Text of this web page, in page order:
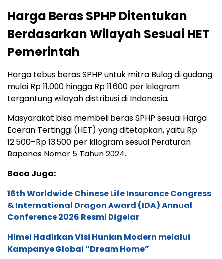
Harga Beras SPHP Ditentukan
Berdasarkan Wilayah Sesuai HET
Pemerintah
Harga tebus beras SPHP untuk mitra Bulog di gudang
mulai Rp 11.000 hingga Rp 11.600 per kilogram
tergantung wilayah distribusi di Indonesia.
Masyarakat bisa membeli beras SPHP sesuai Harga
Eceran Tertinggi (HET) yang ditetapkan, yaitu Rp
12.500–Rp 13.500 per kilogram sesuai Peraturan
Bapanas Nomor 5 Tahun 2024.
Baca Juga:
16th Worldwide Chinese Life Insurance Congress
& International Dragon Award (IDA) Annual
Conference 2026 Resmi Digelar
Himel Hadirkan Visi Hunian Modern melalui
Kampanye Global “Dream Home”